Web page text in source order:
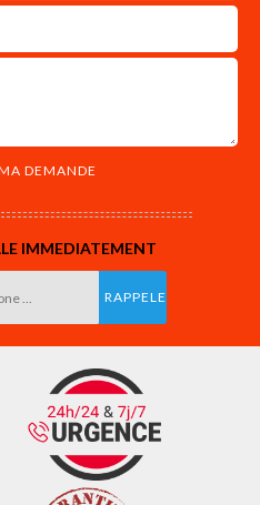
IMMEDIATEMENT